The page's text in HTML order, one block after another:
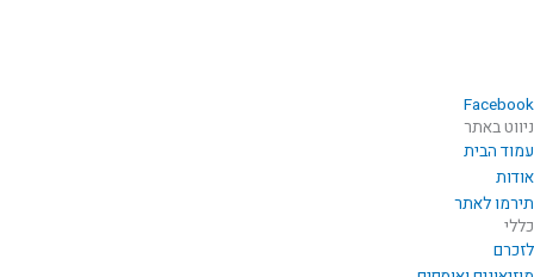
Facebook
ניווט באתר
עמוד הבית
אודות
תירמו לאתר
כללי
לזכרם